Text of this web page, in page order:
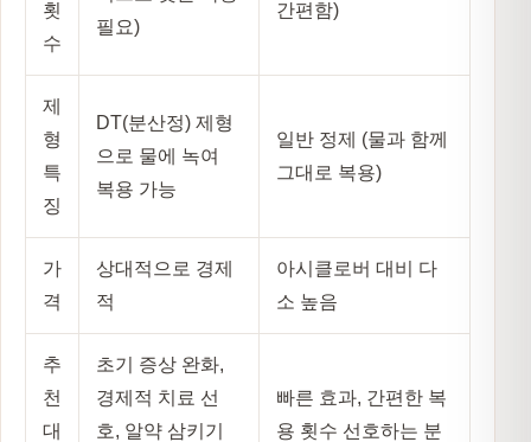
횟
수
필요)
간편함)
제
형
특
징
DT(분산정) 제형
으로 물에 녹여
복용 가능
일반 정제 (물과 함께
그대로 복용)
가
격
상대적으로 경제
적
아시클로버 대비 다
소 높음
추
천
대
초기 증상 완화,
경제적 치료 선
호, 알약 삼키기
빠른 효과, 간편한 복
용 횟수 선호하는 분